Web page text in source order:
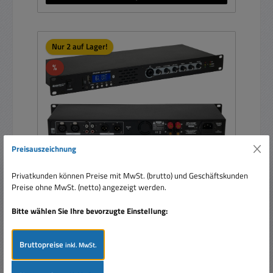
Nur 2 auf Lager!
%Rabatt
Stereo Verstärker 2x50W Mischverstärker 19zoll
Endstufe mit USB+SD Bluetooth Audioplayer
Preisauszeichnung
Privatkunden können Preise mit MwSt. (brutto) und Geschäftskunden
Preise ohne MwSt. (netto) angezeigt werden.
Bitte wählen Sie Ihre bevorzugte Einstellung:
Bruttopreiseinkl. MwSt.